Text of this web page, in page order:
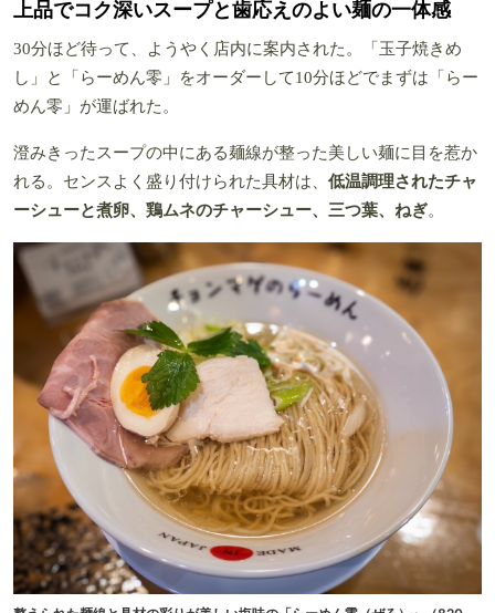
上品でコク深いスープと歯応えのよい麺の一体感
30分ほど待って、ようやく店内に案内された。「玉子焼きめ
し」と「らーめん零」をオーダーして10分ほどでまずは「らー
めん零」が運ばれた。
澄みきったスープの中にある麺線が整った美しい麺に目を惹か
れる。センスよく盛り付けられた具材は、 低温調理されたチャ
ーシューと煮卵、鶏ムネのチャーシュー、三つ葉、ねぎ。